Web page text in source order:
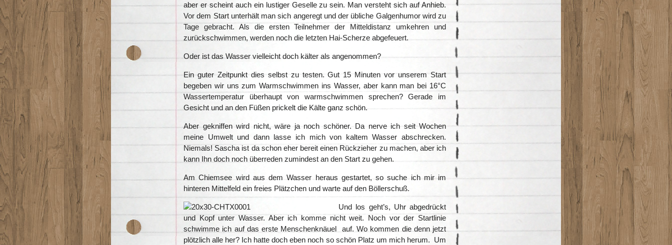
aber er scheint auch ein lustiger Geselle zu sein. Man versteht sich auf Anhieb.
Vor dem Start unterhält man sich angeregt und der übliche Galgenhumor wird zu
Tage gebracht. Als die ersten Teilnehmer der Mitteldistanz umkehren und
zurückschwimmen, werden noch die letzten Hai-Scherze abgefeuert.
Oder ist das Wasser vielleicht doch kälter als angenommen?
Ein guter Zeitpunkt dies selbst zu testen. Gut 15 Minuten vor unserem Start
begeben wir uns zum Warmschwimmen ins Wasser, aber kann man bei 16°C
Wassertemperatur überhaupt von warmschwimmen sprechen? Gerade im
Gesicht und an den Füßen prickelt die Kälte ganz schön.
Aber gekniffen wird nicht, wäre ja noch schöner. Da nerve ich seit Wochen
meine Umwelt und dann lasse ich mich von kaltem Wasser abschrecken.
Niemals! Sascha ist da schon eher bereit einen Rückzieher zu machen, aber ich
kann Ihn doch noch überreden zumindest an den Start zu gehen.
Am Chiemsee wird aus dem Wasser heraus gestartet, so suche ich mir im
hinteren Mittelfeld ein freies Plätzchen und warte auf den Böllerschuß.
Und los geht’s, Uhr abgedrückt
und Kopf unter Wasser. Aber ich komme nicht weit. Noch vor der Startlinie
schwimme ich auf das erste Menschenknäuel auf. Wo kommen die denn jetzt
plötzlich alle her? Ich hatte doch eben noch so schön Platz um mich herum. Um